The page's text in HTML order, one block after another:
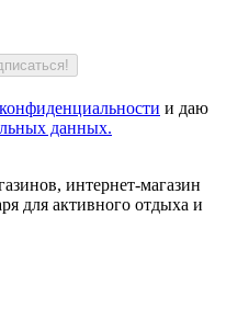
и даю
данных.
интернет-магазин
для активного отдыха и